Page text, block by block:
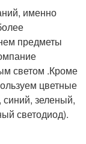
именно
предметы
светом .Кроме
цветные
зеленый,
светодиод).